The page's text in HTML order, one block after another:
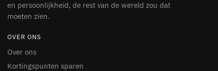
en persoonlijkheid, de rest van de wereld zou dat
moeten zien.
OVER ONS
Over ons
Kortingspunten sparen